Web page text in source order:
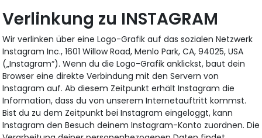
Verlinkung zu INSTAGRAM
Wir verlinken über eine Logo-Grafik auf das sozialen Netzwerk
Instagram Inc., 1601 Willow Road, Menlo Park, CA, 94025, USA
(„Instagram“). Wenn du die Logo-Grafik anklickst, baut dein
Browser eine direkte Verbindung mit den Servern von
Instagram auf. Ab diesem Zeitpunkt erhält Instagram die
Information, dass du von unserem Internetauftritt kommst.
Bist du zu dem Zeitpunkt bei Instagram eingeloggt, kann
Instagram den Besuch deinem Instagram-Konto zuordnen. Die